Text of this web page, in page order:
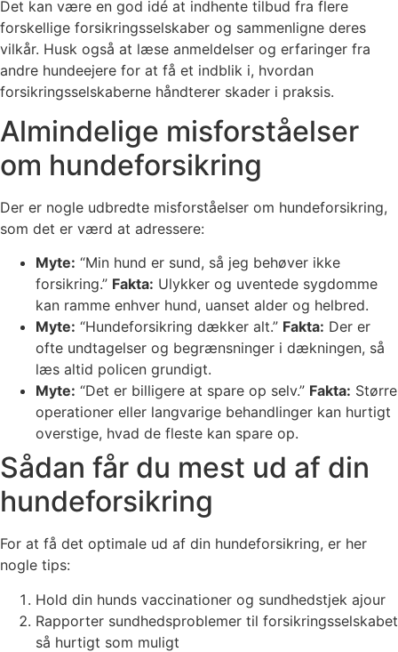
Det kan være en god idé at indhente tilbud fra flere
forskellige forsikringsselskaber og sammenligne deres
vilkår. Husk også at læse anmeldelser og erfaringer fra
andre hundeejere for at få et indblik i, hvordan
forsikringsselskaberne håndterer skader i praksis.
Almindelige misforståelser
om hundeforsikring
Der er nogle udbredte misforståelser om hundeforsikring,
som det er værd at adressere:
Myte: “Min hund er sund, så jeg behøver ikke
forsikring.” Fakta: Ulykker og uventede sygdomme
kan ramme enhver hund, uanset alder og helbred.
Myte: “Hundeforsikring dækker alt.” Fakta: Der er
ofte undtagelser og begrænsninger i dækningen, så
læs altid policen grundigt.
Myte: “Det er billigere at spare op selv.” Fakta: Større
operationer eller langvarige behandlinger kan hurtigt
overstige, hvad de fleste kan spare op.
Sådan får du mest ud af din
hundeforsikring
For at få det optimale ud af din hundeforsikring, er her
nogle tips:
Hold din hunds vaccinationer og sundhedstjek ajour
Rapporter sundhedsproblemer til forsikringsselskabet
så hurtigt som muligt